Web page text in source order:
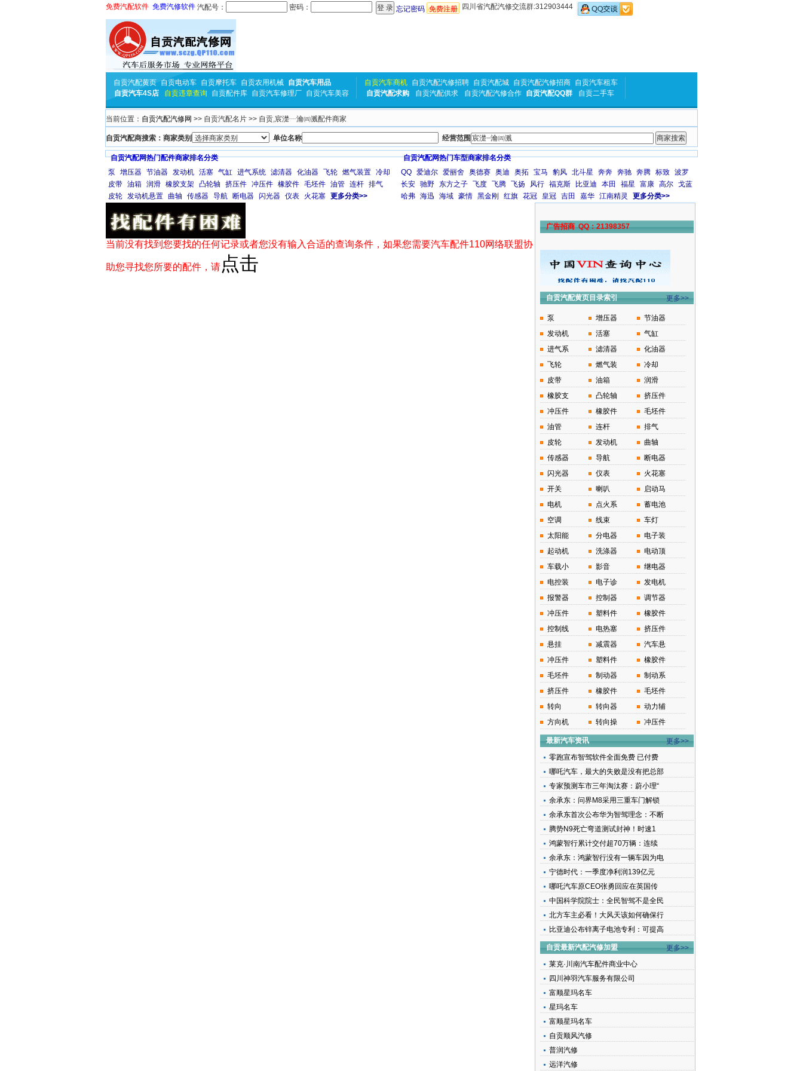
免费汽配软件 免费汽修软件 汽配号： 密码： 忘记密码 免费注册 四川省汽配汽修交流群:312903444
自贡汽配黄页 自贡电动车 自贡摩托车 自贡农用机械 自贡汽车用品
自贡汽车4S店
自贡违章查询 自贡配件库 自贡汽车修理厂 自贡汽车美容
自贡汽车商机 自贡汽配汽修招聘 自贡汽配城 自贡汽配汽修招商 自贡汽车租车
自贡汽配求购
自贡汽配供求 自贡汽配汽修合作 自贡汽配QQ群 自贡二手车
当前位置： 自贡汽配汽修网 >> 自贡汽配名片 >> 自贡,宸濋┈瀹㈣溅配件商家
自贡汽配商搜索：商家类别 单位名称 经营范围
自贡汽配网热门配件商家排名分类
泵
增压器 节油器 发动机 活塞 气缸 进气系统 滤清器 化油器 飞轮 燃气装置 冷却
皮带 油箱 润滑 橡胶支架 凸轮轴 挤压件 冲压件 橡胶件 毛坯件 油管 连杆 排气
皮轮 发动机悬置 曲轴 传感器 导航 断电器 闪光器 仪表 火花塞 更多分类>>
自贡汽配网热门车型商家排名分类
QQ 爱迪尔 爱丽舍 奥德赛 奥迪 奥拓 宝马 豹风 北斗星 奔奔 奔驰 奔腾 标致 波罗
长安 驰野 东方之子 飞度 飞腾 飞扬 风行 福克斯 比亚迪 本田 福星 富康 高尔 戈蓝
哈弗 海迅 海域 豪情 黑金刚 红旗 花冠 皇冠 吉田 嘉华 江南精灵 更多分类>>
当前没有找到您要找的任何记录或者您没有输入合适的查询条件，如果您需要汽车配件110网络联盟协
助您寻找您所要的配件，请 点击
广告招商 QQ：21398357
自贡汽配黄页目录索引 更多>>
泵 增压器
节油器
发动机
活塞
气缸
进气系
滤清器
化油器
飞轮
燃气装
冷却
皮带
油箱
润滑
橡胶支
凸轮轴
挤压件
冲压件
橡胶件
毛坯件
油管
连杆
排气
皮轮
发动机
曲轴
传感器
导航
断电器
闪光器
仪表
火花塞
开关
喇叭
启动马
电机
点火系
蓄电池
空调
线束
车灯
太阳能
分电器
电子装
起动机
洗涤器
电动顶
车载小
影音
继电器
电控装
电子诊
发电机
报警器
控制器
调节器
冲压件
塑料件
橡胶件
控制线
电热塞
挤压件
悬挂
减震器
汽车悬
冲压件
塑料件
橡胶件
毛坯件
制动器
制动系
挤压件
橡胶件
毛坯件
转向
转向器
动力辅
方向机
转向操 冲压件
最新汽车资讯
更多>>
零跑宣布智驾软件全面免费 已付费
哪吒汽车，最大的失败是没有把总部
专家预测车市三年淘汰赛：蔚小理“
余承东：问界M8采用三重车门解锁
余承东首次公布华为智驾理念：不断
腾势N9死亡弯道测试封神！时速1
鸿蒙智行累计交付超70万辆：连续
余承东：鸿蒙智行没有一辆车因为电
宁德时代：一季度净利润139亿元
哪吒汽车原CEO张勇回应在英国传
中国科学院院士：全民智驾不是全民
北方车主必看！大风天该如何确保行
比亚迪公布锌离子电池专利：可提高
自贡最新汽配汽修加盟
更多>>
莱克·川南汽车配件商业中心
四川神羽汽车服务有限公司
富顺星玛名车
星玛名车
富顺星玛名车
自贡顺风汽修
普润汽修
远洋汽修